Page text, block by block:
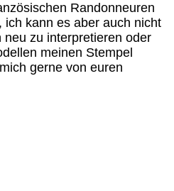
Randonneuren
kann es aber auch nicht
neu zu interpretieren oder
meinen Stempel
gerne von euren